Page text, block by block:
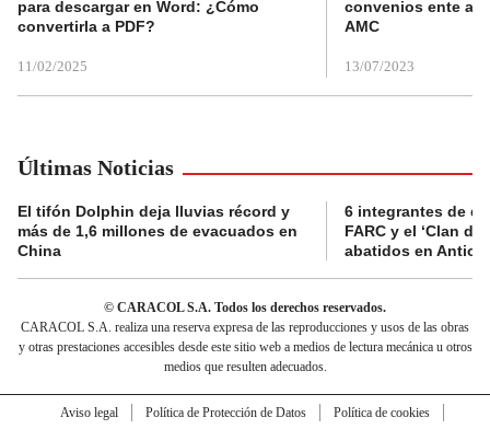
para descargar en Word: ¿Cómo
convertirla a PDF?
11/02/2025
convenios ente
AMC
13/07/2023
Últimas Noticias
El tifón Dolphin deja lluvias récord y
más de 1,6 millones de evacuados en
China
6 integrantes de
FARC y el ‘Clan
abatidos en
© CARACOL S.A. Todos los derechos reservados.
CARACOL S.A. realiza una reserva expresa de las reproducciones y usos de las obras
y otras prestaciones accesibles desde este sitio web a medios de lectura mecánica u otros
medios que resulten adecuados.
Aviso legal Política de Protección de Datos
Política de cookies